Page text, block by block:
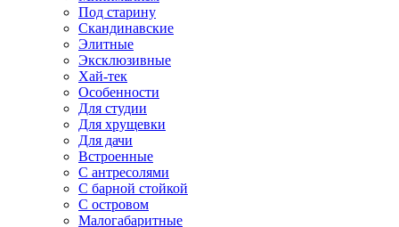
Под старину
Скандинавские
Элитные
Эксклюзивные
Хай-тек
Особенности
Для студии
Для хрущевки
Для дачи
Встроенные
С антресолями
С барной стойкой
С островом
Малогабаритные